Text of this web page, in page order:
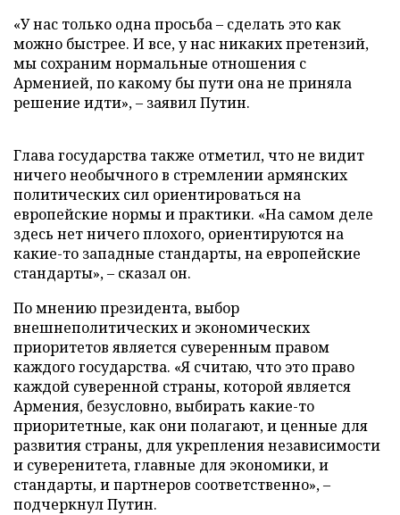
«У нас только одна просьба – сделать это как
можно быстрее. И все, у нас никаких претензий,
мы сохраним нормальные отношения с
Арменией, по какому бы пути она не приняла
решение идти», – заявил Путин.
Глава государства также отметил, что не видит
ничего необычного в стремлении армянских
политических сил ориентироваться на
европейские нормы и практики. «На самом деле
здесь нет ничего плохого, ориентируются на
какие-то западные стандарты, на европейские
стандарты», – сказал он.
По мнению президента, выбор
внешнеполитических и экономических
приоритетов является суверенным правом
каждого государства. «Я считаю, что это право
каждой суверенной страны, которой является
Армения, безусловно, выбирать какие-то
приоритетные, как они полагают, и ценные для
развития страны, для укрепления независимости
и суверенитета, главные для экономики, и
стандарты, и партнеров соответственно», –
подчеркнул Путин.